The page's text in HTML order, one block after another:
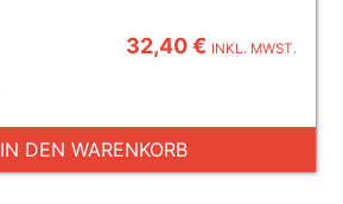
32,40 € INKL. MWST.
IN DEN WARENKORB